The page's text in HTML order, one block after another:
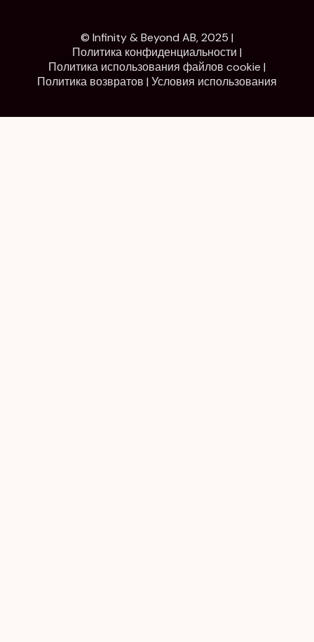
© Infinity & Beyond AB, 2025 |
Политика конфиденциальности |
Политика использования файлов cookie |
Политика возвратов | Условия использования